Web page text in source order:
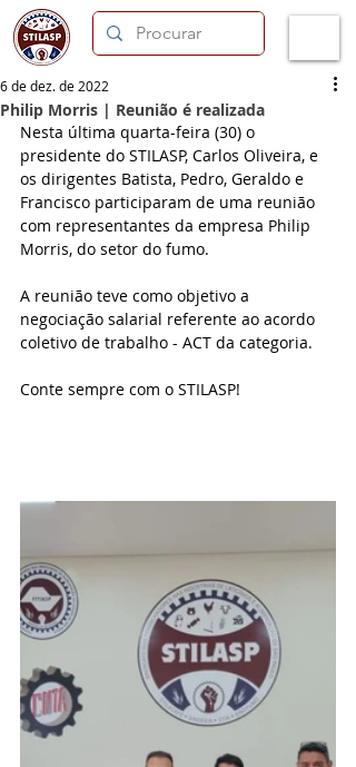
Philip Morris | Reunião é realizada
6 de dez. de 2022
Nesta última quarta-feira (30) o
presidente do STILASP, Carlos Oliveira, e
os dirigentes Batista, Pedro, Geraldo e
Francisco participaram de uma reunião
com representantes da empresa Philip
Morris, do setor do fumo.
A reunião teve como objetivo a
negociação salarial referente ao acordo
coletivo de trabalho - ACT da categoria.
Conte sempre com o STILASP!